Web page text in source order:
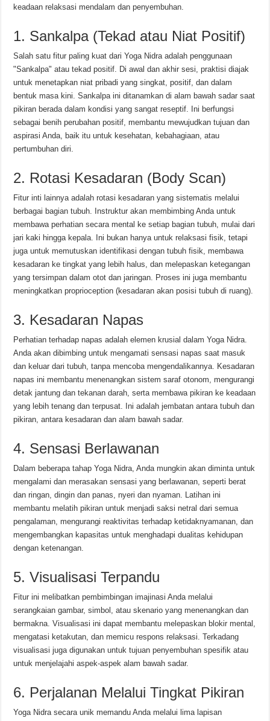
keadaan relaksasi mendalam dan penyembuhan.
1. Sankalpa (Tekad atau Niat Positif)
Salah satu fitur paling kuat dari Yoga Nidra adalah penggunaan
"Sankalpa" atau tekad positif. Di awal dan akhir sesi, praktisi diajak
untuk menetapkan niat pribadi yang singkat, positif, dan dalam
bentuk masa kini. Sankalpa ini ditanamkan di alam bawah sadar saat
pikiran berada dalam kondisi yang sangat reseptif. Ini berfungsi
sebagai benih perubahan positif, membantu mewujudkan tujuan dan
aspirasi Anda, baik itu untuk kesehatan, kebahagiaan, atau
pertumbuhan diri.
2. Rotasi Kesadaran (Body Scan)
Fitur inti lainnya adalah rotasi kesadaran yang sistematis melalui
berbagai bagian tubuh. Instruktur akan membimbing Anda untuk
membawa perhatian secara mental ke setiap bagian tubuh, mulai dari
jari kaki hingga kepala. Ini bukan hanya untuk relaksasi fisik, tetapi
juga untuk memutuskan identifikasi dengan tubuh fisik, membawa
kesadaran ke tingkat yang lebih halus, dan melepaskan ketegangan
yang tersimpan dalam otot dan jaringan. Proses ini juga membantu
meningkatkan proprioception (kesadaran akan posisi tubuh di ruang).
3. Kesadaran Napas
Perhatian terhadap napas adalah elemen krusial dalam Yoga Nidra.
Anda akan dibimbing untuk mengamati sensasi napas saat masuk
dan keluar dari tubuh, tanpa mencoba mengendalikannya. Kesadaran
napas ini membantu menenangkan sistem saraf otonom, mengurangi
detak jantung dan tekanan darah, serta membawa pikiran ke keadaan
yang lebih tenang dan terpusat. Ini adalah jembatan antara tubuh dan
pikiran, antara kesadaran dan alam bawah sadar.
4. Sensasi Berlawanan
Dalam beberapa tahap Yoga Nidra, Anda mungkin akan diminta untuk
mengalami dan merasakan sensasi yang berlawanan, seperti berat
dan ringan, dingin dan panas, nyeri dan nyaman. Latihan ini
membantu melatih pikiran untuk menjadi saksi netral dari semua
pengalaman, mengurangi reaktivitas terhadap ketidaknyamanan, dan
mengembangkan kapasitas untuk menghadapi dualitas kehidupan
dengan ketenangan.
5. Visualisasi Terpandu
Fitur ini melibatkan pembimbingan imajinasi Anda melalui
serangkaian gambar, simbol, atau skenario yang menenangkan dan
bermakna. Visualisasi ini dapat membantu melepaskan blokir mental,
mengatasi ketakutan, dan memicu respons relaksasi. Terkadang
visualisasi juga digunakan untuk tujuan penyembuhan spesifik atau
untuk menjelajahi aspek-aspek alam bawah sadar.
6. Perjalanan Melalui Tingkat Pikiran
Yoga Nidra secara unik memandu Anda melalui lima lapisan